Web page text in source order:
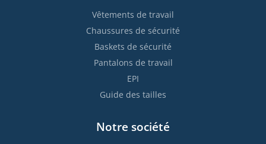
Vêtements de travail
Chaussures de sécurité
Baskets de sécurité
Pantalons de travail
EPI
Guide des tailles
Notre société